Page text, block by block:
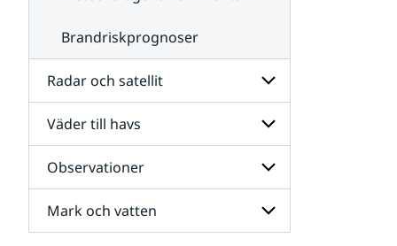
Brandriskprognoser
Radar och satellit
Undersidor
för
Radar
och
satellit
Väder till havs
Undersidor
för
Väder
till
havs
Observationer
Undersidor
för
Mark och vatten